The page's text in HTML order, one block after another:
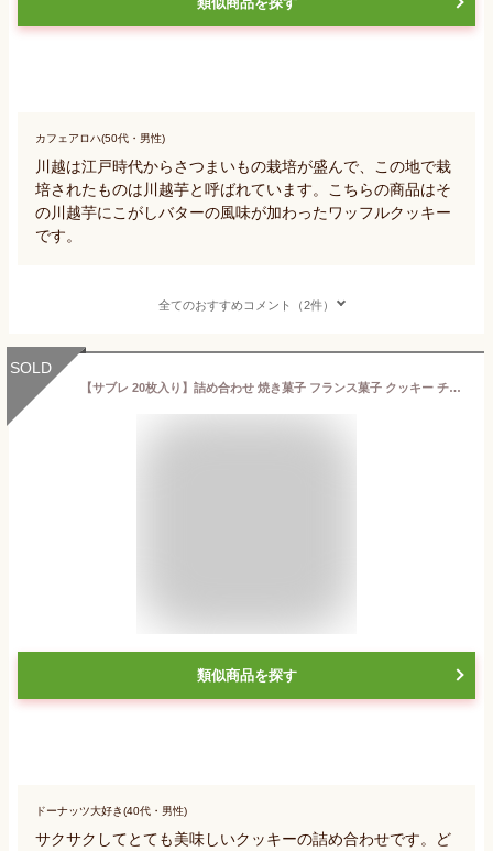
カフェアロハ(50代・男性)
川越は江戸時代からさつまいもの栽培が盛んで、この地で栽
培されたものは川越芋と呼ばれています。こちらの商品はそ
の川越芋にこがしバターの風味が加わったワッフルクッキー
です。
全てのおすすめコメント（2件）
SOLD
【サブレ 20枚入り】詰め合わせ 焼き菓子 フランス菓子 クッキー チョコレート ギフト セット 退職 接待 人気 お土産 手土産 贈り物 菓子折り お祝い 出産 引っ越し 袋 祝い お菓子 スイーツ 埼玉 お供え 法要 個包装 小分け 送別 お供え 大人 女性 プレゼント プチギフト
類似商品を探す
ドーナッツ大好き(40代・男性)
サクサクしてとても美味しいクッキーの詰め合わせです。ど